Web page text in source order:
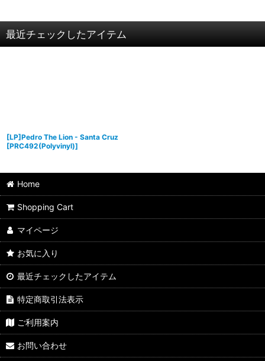
最近チェックしたアイテム
[LP]Pedro The Lion - Santa Cruz
[PRC492(Polyvinyl)]
Home
Shopping Cart
マイページ
お気に入り
最近チェックしたアイテム
特定商取引法表示
ご利用案内
お問い合わせ